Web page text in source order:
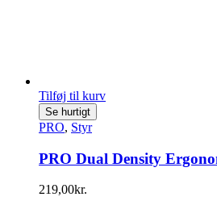
Tilføj til kurv
Se hurtigt
PRO, Styr
PRO Dual Density
219,00kr.